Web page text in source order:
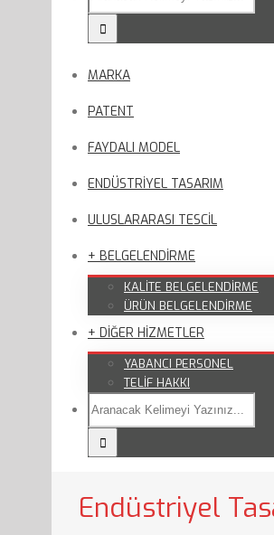
MARKA
PATENT
FAYDALI MODEL
ENDÜSTRİYEL TASARIM
ULUSLARARASI TESCİL
+ BELGELENDİRME
KALİTE BELGELENDİRME
ÜRÜN BELGELENDİRME
+ DİĞER HİZMETLER
YABANCI PERSONEL
TELİF HAKKI
Endüstriyel